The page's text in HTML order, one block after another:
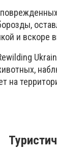
и вскоре
на